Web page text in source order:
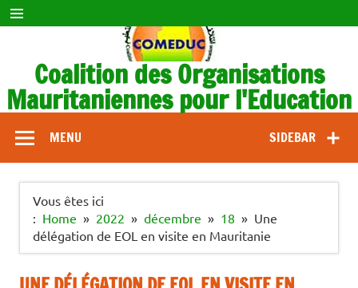
Skip
to
content
Coalition des Organisations
Mauritaniennes pour l'Education
SIDEBAR
MENU
Vous êtes ici
: Home 2022 décembre 18
Une
délégation de EOL en visite en Mauritanie